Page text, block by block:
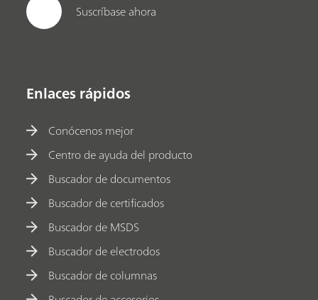
Suscríbase ahora
Enlaces rápidos
Conócenos mejor
Centro de ayuda del producto
Buscador de documentos
Buscador de certificados
Buscador de MSDS
Buscador de electrodos
Buscador de columnas